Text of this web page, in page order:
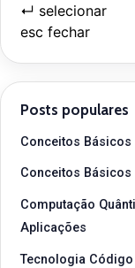
↵ selecionar
esc fechar
Posts populares
Conceitos
Conceitos Básicos
Computação
Aplicações
Tecnologia